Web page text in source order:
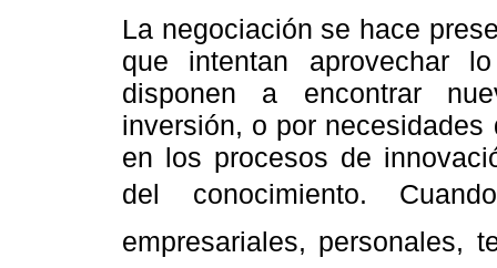
La negociación se hace
que intentan aprovechar
disponen a encontrar
inversión, o por
en los procesos de
del conocimiento.
empresariales, personales,